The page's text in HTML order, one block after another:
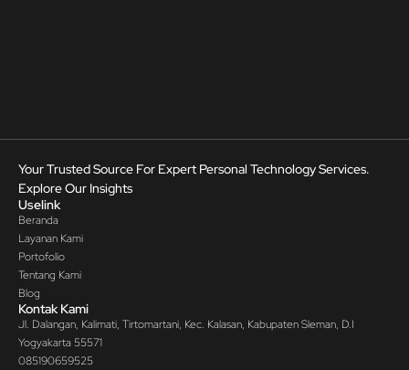
Your Trusted Source For Expert Personal Technology Services.
Explore Our Insights
Uselink
Beranda
Layanan Kami
Portofolio
Tentang Kami
Blog
Kontak Kami
Jl. Dalangan, Kalimati, Tirtomartani, Kec. Kalasan, Kabupaten Sleman, D.I
Yogyakarta 55571
085190659525